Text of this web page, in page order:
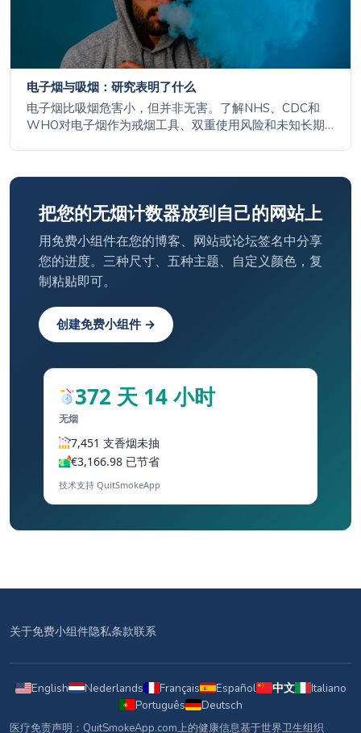
电子烟与吸烟：研究表明了什么
电子烟比吸烟危害小，但并非无害。了解NHS、CDC和
WHO对电子烟作为戒烟工具、双重使用风险和未知长期
把您的无烟计数器放到自己的网站上
用免费小组件在您的博客、网站或论坛签名中分享
您的进度。三种尺寸、五种主题、自定义颜色，复
制粘贴即可。
创建免费小组件 →
372 天 14 小时
无烟
7,451 支香烟未抽
€3,166.98 已节省
技术支持 QuitSmokeApp
关于免费小组件隐私条款联系
English Nederlands Français Español 中文
Italiano
Português
Deutsch
医疗免责声明：QuitSmokeApp.com上的健康信息基于世界卫生组织